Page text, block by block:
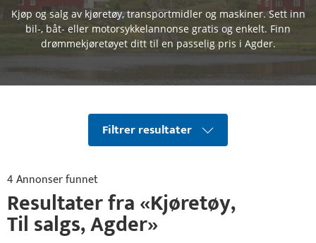
Kjøp og salg av kjøretøy, transportmidler og maskiner. Sett inn
bil-, båt- eller motorsykkelannonse gratis og enkelt. Finn
drømmekjøretøyet ditt til en passelig pris i Agder.
Filtrer resultater
4 Annonser funnet
Resultater fra «Kjøretøy,
Til salgs,Agder»